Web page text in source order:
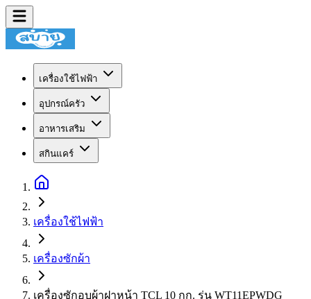
เครื่องใช้ไฟฟ้า
อุปกรณ์ครัว
อาหารเสริม
สกินแคร์
เครื่องใช้ไฟฟ้า
เครื่องซักผ้า
เครื่องซักอบผ้าฝาหน้า TCL 10 กก. รุ่น WT11EPWDG